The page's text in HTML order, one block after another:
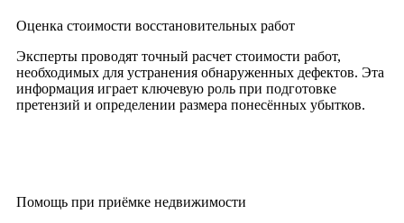
Оценка стоимости восстановительных работ
Эксперты проводят точный расчет стоимости работ,
необходимых для устранения обнаруженных дефектов. Эта
информация играет ключевую роль при подготовке
претензий и определении размера понесённых убытков.
Помощь при приёмке недвижимости